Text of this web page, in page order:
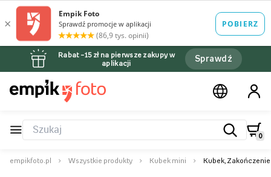
Rabat –15 zł na pierwsze zakupy w
aplikacji
Sprawdź
0
empikfoto.pl Wszystkie produkty Kubek mini Kubek,